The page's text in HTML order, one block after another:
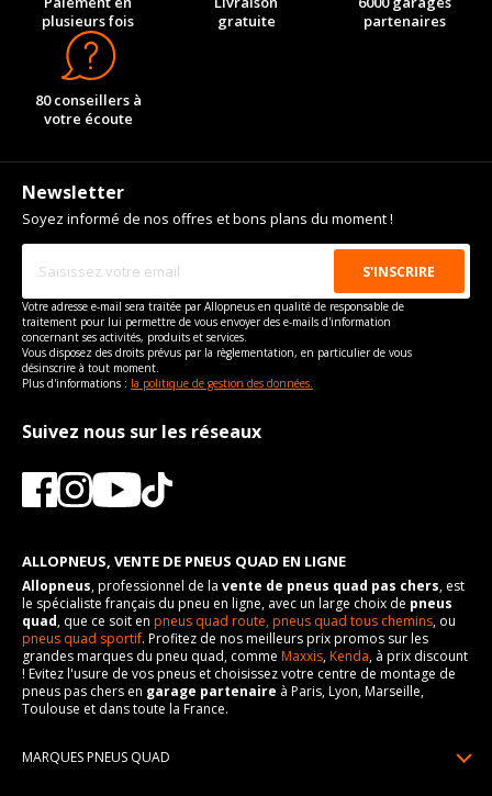
plusieurs fois
gratuite
partenaires
80 conseillers à
votre écoute
Newsletter
Soyez informé de nos offres et bons plans du moment !
Votre adresse e-mail sera traitée par Allopneus en qualité de responsable de
traitement pour lui permettre de vous envoyer des e-mails d'information
concernant ses activités, produits et services.
Vous disposez des droits prévus par la règlementation, en particulier de vous
désinscrire à tout moment.
Plus d'informations : la politique de gestion des données.
Suivez nous sur les réseaux
ALLOPNEUS, VENTE DE PNEUS QUAD EN LIGNE
Allopneus, professionnel de la vente de pneus quad pas chers, est
le spécialiste français du pneu en ligne, avec un large choix de pneus
quad, que ce soit en pneus quad route,pneus quad tous chemins, ou
pneus quad sportif. Profitez de nos meilleurs prix promos sur les
grandes marques du pneu quad, comme Maxxis,Kenda, à prix discount
! Evitez l'usure de vos pneus et choisissez votre centre de montage de
pneus pas chers en garage partenaire à Paris, Lyon, Marseille,
Toulouse et dans toute la France.
MARQUES PNEUS QUAD